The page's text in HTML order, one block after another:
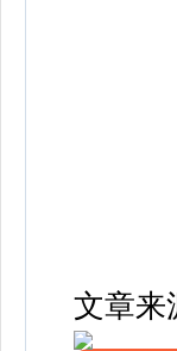
文章来